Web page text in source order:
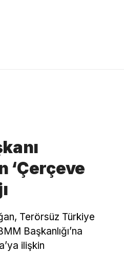
‘Çerçeve
Terörsüz Türkiye
Başkanlığı’na
ilişkin